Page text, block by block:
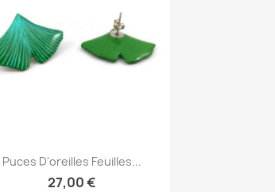
 Aperçu rapide
Puces D'oreilles Feuilles...
27,00 €